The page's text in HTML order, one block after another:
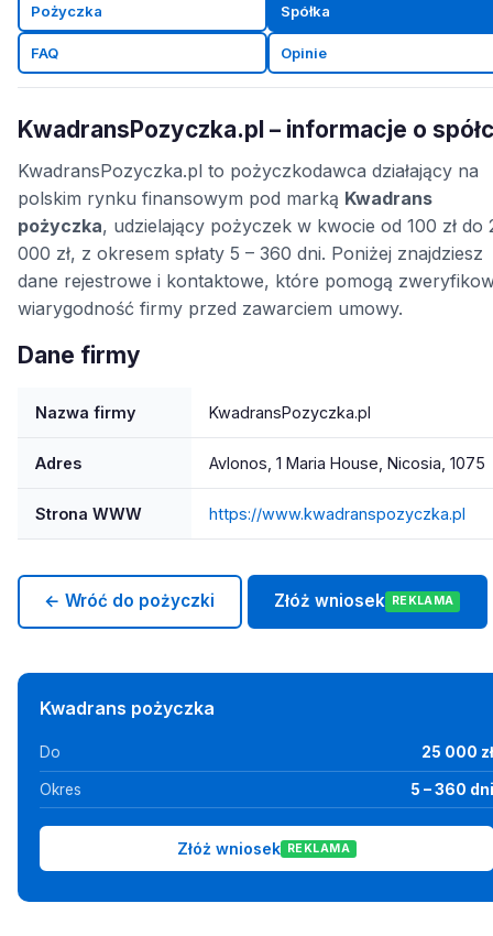
Pożyczka Spółka
FAQ Opinie
KwadransPozyczka.pl – informacje o
KwadransPozyczka.pl to pożyczkodawca działający na
polskim rynku finansowym pod marką Kwadrans
pożyczka, udzielający pożyczek w kwocie od 100 zł do
000 zł, z okresem spłaty 5 – 360 dni. Poniżej znajdziesz
dane rejestrowe i kontaktowe, które pomogą
wiarygodność firmy przed zawarciem umowy.
Dane firmy
Nazwa firmy KwadransPozyczka.pl
Adres Avlonos, 1 Maria House, Nicosia, 1075
Strona WWW https://www.kwadranspozyczka.pl
← Wróć do pożyczki Złóż wniosek REKLAMA
Kwadrans pożyczka
Do 25 000 zł
Okres 5 – 360 dni
Złóż wniosek REKLAMA